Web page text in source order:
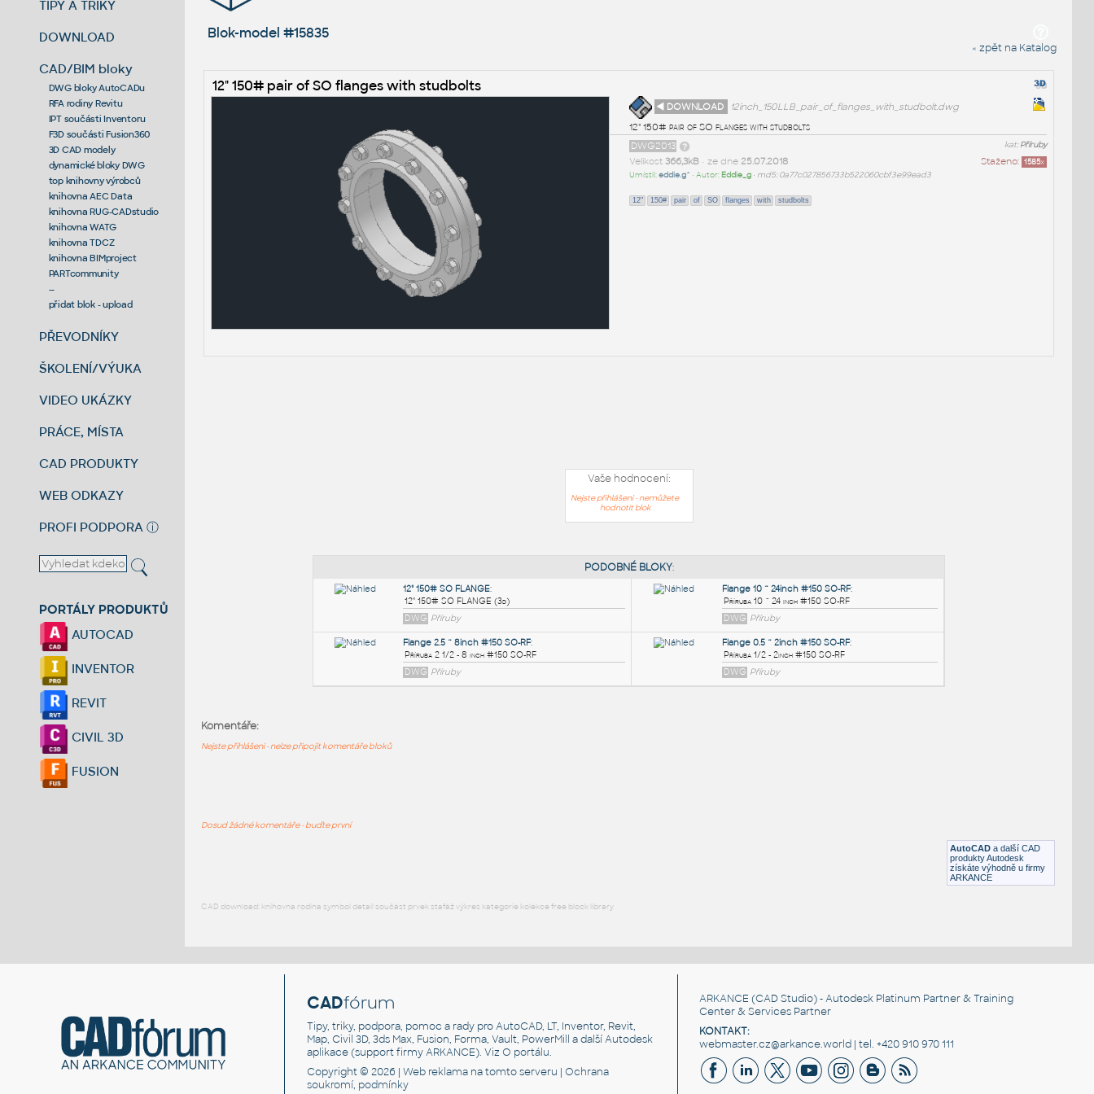
TIPY A TRIKY
DOWNLOAD
CAD/BIM bloky
DWG bloky AutoCADu
RFA rodiny Revitu
IPT součásti Inventoru
F3D součásti Fusion360
3D CAD modely
dynamické bloky DWG
top knihovny výrobců
knihovna AEC Data
knihovna RUG-CADstudio
knihovna WATG
knihovna TDCZ
knihovna BIMproject
PARTcommunity
--
přidat blok - upload
PŘEVODNÍKY
ŠKOLENÍ/VÝUKA
VIDEO UKÁZKY
PRÁCE, MÍSTA
CAD PRODUKTY
WEB ODKAZY
PROFI PODPORA ⓘ
PORTÁLY PRODUKTŮ
AUTOCAD
INVENTOR
REVIT
CIVIL 3D
FUSION
Blok-model #15835
« zpět na Katalog
12" 150# pair of SO flanges with studbolts
◄ DOWNLOAD
12inch_150LLB_pair_of_flanges_with_studbolt.dwg
12" 150# pair of SO flanges with studbolts
kat:Příruby
DWG2013
Staženo: 1585x
Velikost 366,3kB• ze dne 25.07.2018
Umístil:eddie.g^ • Autor: Eddie_g• md5: 0a77c027856733b522060cbf3e99ead3
12" 150# pair of SO flanges with studbolts
Vaše hodnocení:
Nejste přihlášeni - nemůžete
hodnotit blok
AutoCAD a další CAD
produkty Autodesk
získáte výhodně u firmy
ARKANCE
Komentáře:
Nejste přihlášeni - nelze připojit komentáře bloků
Dosud žádné komentáře - buďte první
CAD download: knihovna rodina symbol detail součást prvek stafáž výkres kategorie kolekce free block library
CADfórum
Tipy, triky, podpora, pomoc a rady pro AutoCAD, LT, Inventor, Revit,
Map, Civil 3D, 3ds Max, Fusion, Forma, Vault, PowerMill a další Autodesk
aplikace (support firmy ARKANCE). VizO portálu.
Copyright © 2026 |Web reklama na tomto serveru |Ochrana
soukromí, podmínky
ARKANCE (CAD Studio) - Autodesk Platinum Partner & Training
Center & Services Partner
KONTAKT:
webmaster.cz@arkance.world | tel. +420 910 970 111